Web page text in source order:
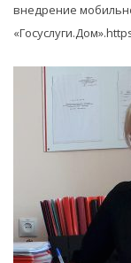
внедрение